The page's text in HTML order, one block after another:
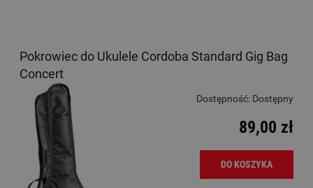
Pokrowiec do Ukulele Cordoba Standard Gig Bag
Concert
Dostępność: Dostępny
89,00 zł
DO KOSZYKA